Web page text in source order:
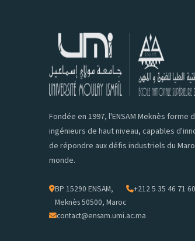
Fondée en 1997, l'ENSAM Meknès forme
ingénieurs de haut niveau, capables
de répondre aux défis industriels du
monde.
BP 15290 ENSAM,
Meknès 50500, Maroc
+212 5 35 46 71 60
contact@ensam.umi.ac.ma